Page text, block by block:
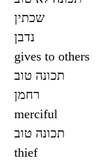
שכתין
נדבן
gives to others
תכונה טוב
רחמן
merciful
תכונה טוב
thief